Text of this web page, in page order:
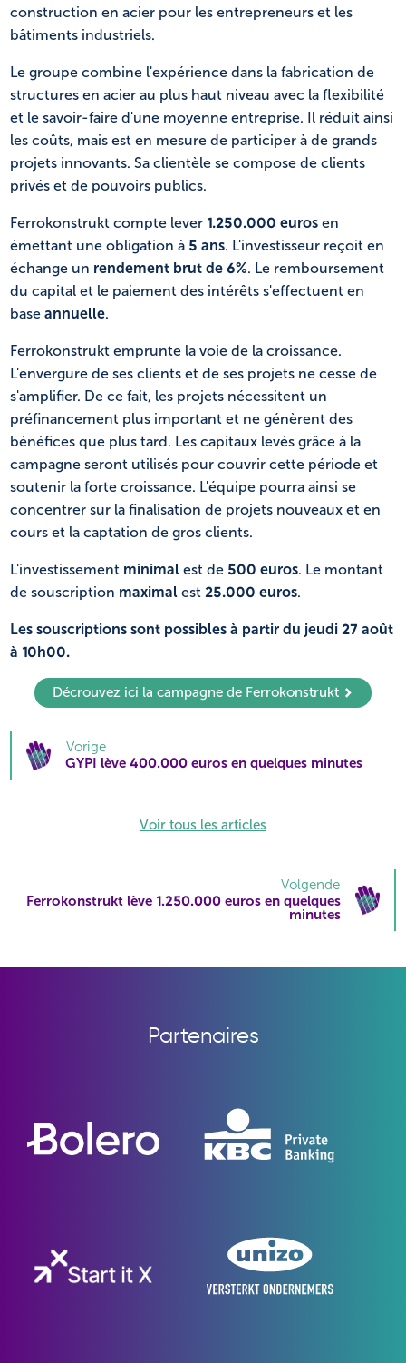
construction en acier pour les entrepreneurs et les
bâtiments industriels.
Le groupe combine l'expérience dans la fabrication de
structures en acier au plus haut niveau avec la flexibilité
et le savoir-faire d'une moyenne entreprise. Il réduit ainsi
les coûts, mais est en mesure de participer à de grands
projets innovants. Sa clientèle se compose de clients
privés et de pouvoirs publics.
Ferrokonstrukt compte lever 1.250.000 euros en
émettant une obligation à 5 ans. L'investisseur reçoit en
échange un rendement brut de 6%. Le remboursement
du capital et le paiement des intérêts s'effectuent en
base annuelle.
Ferrokonstrukt emprunte la voie de la croissance.
L'envergure de ses clients et de ses projets ne cesse de
s'amplifier. De ce fait, les projets nécessitent un
préfinancement plus important et ne génèrent des
bénéfices que plus tard. Les capitaux levés grâce à la
campagne seront utilisés pour couvrir cette période et
soutenir la forte croissance. L'équipe pourra ainsi se
concentrer sur la finalisation de projets nouveaux et en
cours et la captation de gros clients.
L'investissement minimal est de 500 euros. Le montant
de souscription maximal est 25.000 euros.
Les souscriptions sont possibles à partir du jeudi 27 août
à 10h00.
Décrouvez ici la campagne de Ferrokonstrukt
Vorige
GYPI lève 400.000 euros en quelques minutes
Voir tous les articles
Volgende
Ferrokonstrukt lève 1.250.000 euros en quelques
minutes
Partenaires